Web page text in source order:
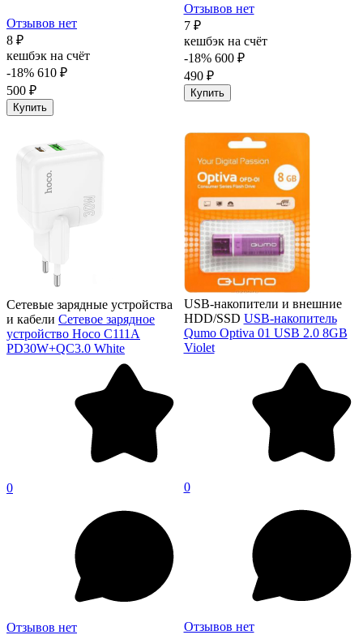
Отзывов нет
8 ₽
кешбэк на счёт
-18% 610 ₽
500 ₽
Купить
Отзывов нет
7 ₽
кешбэк на счёт
-18% 600 ₽
490 ₽
Купить
Сетевые зарядные устройства
и кабели Сетевое зарядное
устройство Hoco C111A
PD30W+QC3.0 White
0
Отзывов нет
USB-накопители и внешние
HDD/SSD USB-накопитель
Qumo Optiva 01 USB 2.0 8GB
Violet
0
Отзывов нет